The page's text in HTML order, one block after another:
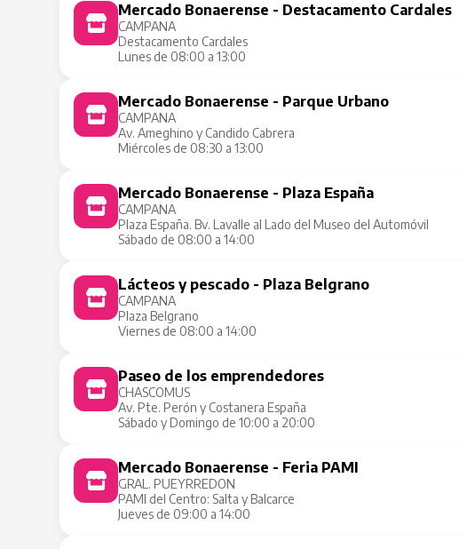
Mercado Bonaerense - Destacamento Cardales
CAMPANA
Destacamento Cardales
Lunes de 08:00 a 13:00
Mercado Bonaerense - Parque Urbano
CAMPANA
Av. Ameghino y Candido Cabrera
Miércoles de 08:30 a 13:00
Mercado Bonaerense - Plaza España
CAMPANA
Plaza España. Bv. Lavalle al Lado del Museo del Automóvil
Sábado de 08:00 a 14:00
Lácteos y pescado - Plaza Belgrano
CAMPANA
Plaza Belgrano
Viernes de 08:00 a 14:00
Paseo de los emprendedores
CHASCOMUS
Av. Pte. Perón y Costanera España
Sábado y Domingo de 10:00 a 20:00
Mercado Bonaerense - Feria PAMI
GRAL. PUEYRREDON
PAMI del Centro: Salta y Balcarce
Jueves de 09:00 a 14:00